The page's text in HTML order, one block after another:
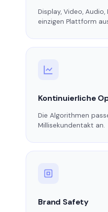
Display, Video, Audio,
einzigen Plattform
Kontinuierliche
Die Algorithmen
Millisekundentakt an.
Brand Safety